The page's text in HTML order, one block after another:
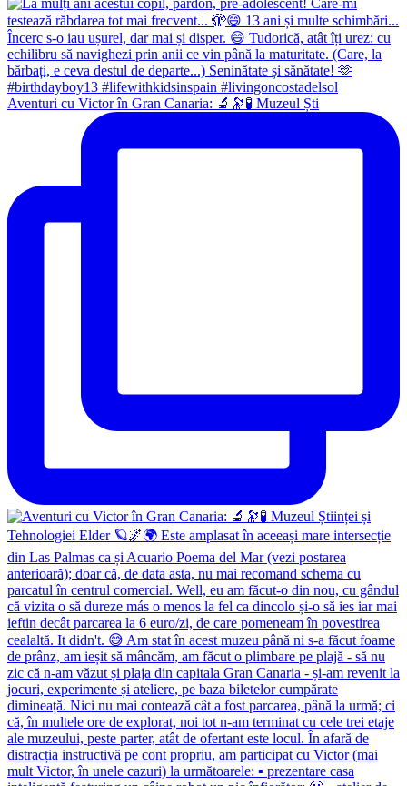
Aventuri cu Victor în Gran Canaria: 🔬🔭🧪 Muzeul Ști